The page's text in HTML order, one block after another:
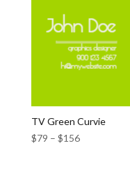
TV Green Curvie
$79 – $156